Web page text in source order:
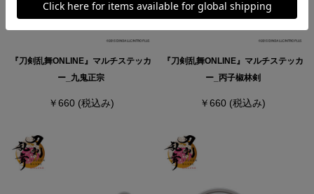
『刀剣乱舞ONLINE』マルチステッカ
ー_九鬼正宗
￥660 (税込み)
『刀剣乱舞ONLINE』マルチステッカ
ー_丙子椒林剣
￥660 (税込み)